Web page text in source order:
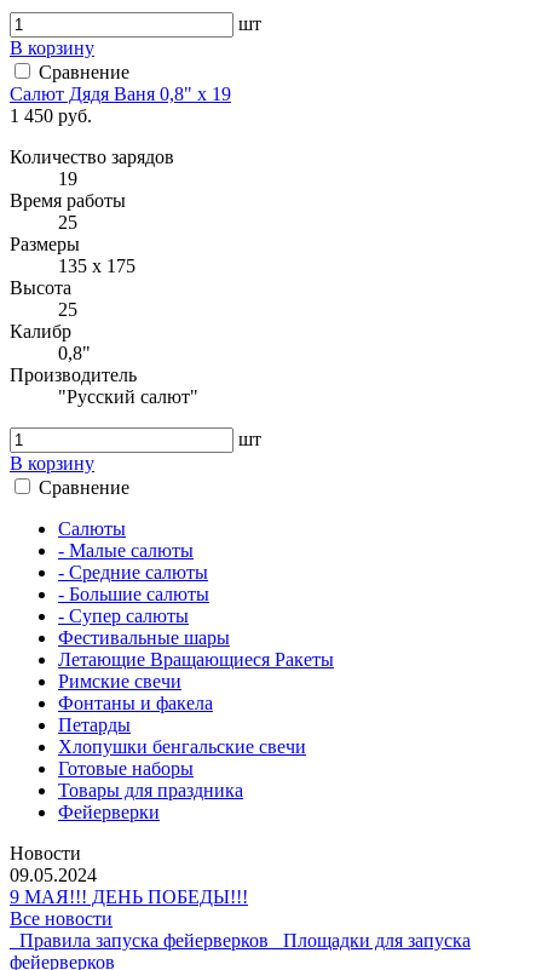
шт
В корзину
Сравнение
Салют Дядя Ваня 0,8" х 19
1 450 руб.
Количество зарядов
19
Время работы
25
Размеры
135 х 175
Высота
25
Калибр
0,8"
Производитель
"Русский салют"
шт
В корзину
Сравнение
Салюты
- Малые салюты
- Средние салюты
- Большие салюты
- Супер салюты
Фестивальные шары
Летающие Вращающиеся Ракеты
Римские свечи
Фонтаны и факела
Петарды
Хлопушки бенгальские свечи
Готовые наборы
Товары для праздника
Фейерверки
Новости
09.05.2024
9 МАЯ!!! ДЕНЬ ПОБЕДЫ!!!
Все новости
Правила запуска фейерверков
Площадки для запуска
фейерверков